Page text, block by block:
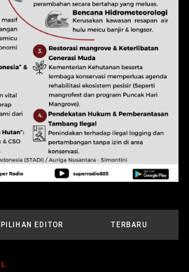
PILIHAN EDITOR TERBARU